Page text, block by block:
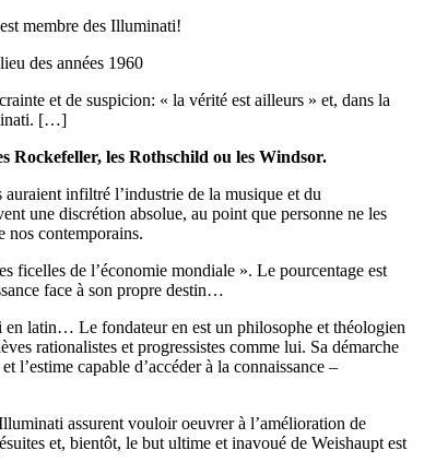
membre des Illuminati!
des années 1960
et de suspicion: « la vérité est ailleurs » et, dans la
[…]
Rockefeller, les Rothschild ou les Windsor.
infiltré l’industrie de la musique et du
une discrétion absolue, au point que personne ne les
nos contemporains.
ficelles de l’économie mondiale ». Le pourcentage est
face à son propre destin…
en latin… Le fondateur en est un philosophe et théologien
rationalistes et progressistes comme lui. Sa démarche
capable d’accéder à la connaissance –
assurent vouloir oeuvrer à l’amélioration de
et, bientôt, le but ultime et inavoué de Weishaupt est